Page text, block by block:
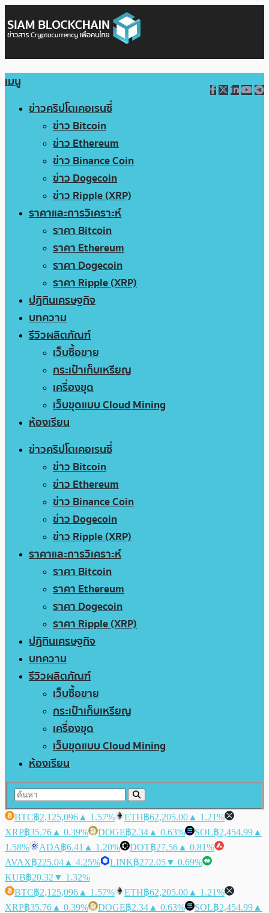
เมนู
ข่าวคริปโตเคอเรนซี่
ข่าว Bitcoin
ข่าว Ethereum
ข่าว Binance Coin
ข่าว Dogecoin
ข่าว Ripple (XRP)
ราคาและการวิเคราะห์
ราคา Bitcoin
ราคา Ethereum
ราคา Dogecoin
ราคา Ripple (XRP)
ปฏิทินเศรษฐกิจ
บทความ
รีวิวผลิตภัณฑ์
เว็บซื้อขาย
กระเป๋าเก็บเหรียญ
เครื่องขุด
เว็บขุดแบบ Cloud Mining
ห้องเรียน
ข่าวคริปโตเคอเรนซี่
ข่าว Bitcoin
ข่าว Ethereum
ข่าว Binance Coin
ข่าว Dogecoin
ข่าว Ripple (XRP)
ราคาและการวิเคราะห์
ราคา Bitcoin
ราคา Ethereum
ราคา Dogecoin
ราคา Ripple (XRP)
ปฏิทินเศรษฐกิจ
บทความ
รีวิวผลิตภัณฑ์
เว็บซื้อขาย
กระเป๋าเก็บเหรียญ
เครื่องขุด
เว็บขุดแบบ Cloud Mining
ห้องเรียน
BTC฿2,125,096 ▲ 1.57% ETH฿62,205.00 ▲ 1.21%
XRP฿35.76 ▲ 0.39% DOGE฿2.34 ▲ 0.63% SOL฿2,454.99 ▲
1.58%
ADA฿6.41 ▲ 1.20% DOT฿27.56 ▲ 0.81%
AVAX฿225.04 ▲ 4.25% LINK฿272.05▼ 0.69%
KUB฿20.32 ▼ 1.32%
BTC฿2,125,096 ▲ 1.57% ETH฿62,205.00 ▲ 1.21%
XRP฿35.76 ▲ 0.39% DOGE฿2.34 ▲ 0.63% SOL฿2,454.99 ▲